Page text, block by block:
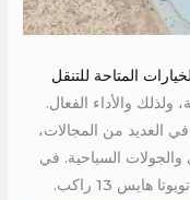
راكب من أبرز الخيارات المتاحة للتنقل
والأداء الفعال.
العديد من المجالات،
والجولات السياحية. في
13 راكب.